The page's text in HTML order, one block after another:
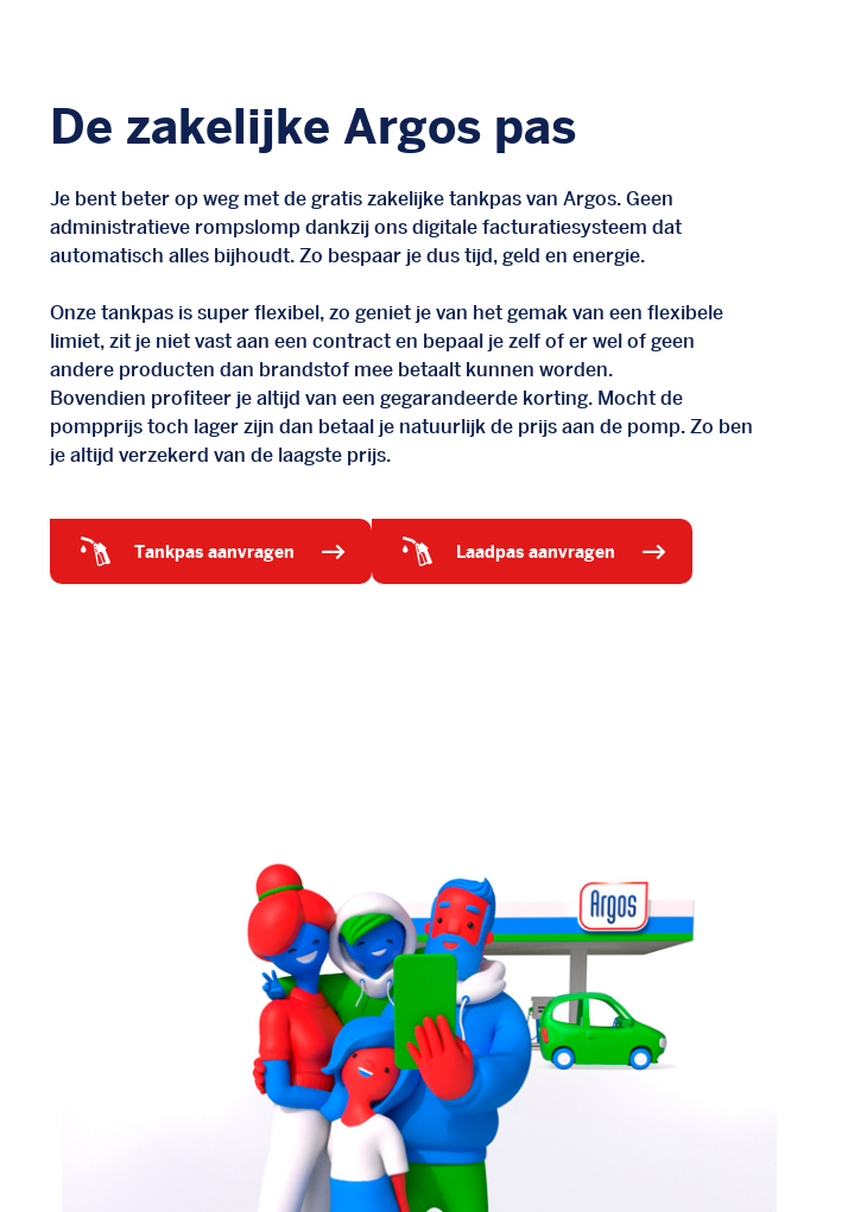
De zakelijke Argos pas
Je bent beter op weg met de gratis zakelijke tankpas van Argos. Geen
administratieve rompslomp dankzij ons digitale facturatiesysteem dat
automatisch alles bijhoudt. Zo bespaar je dus tijd, geld en energie.
Onze tankpas is super flexibel, zo geniet je van het gemak van een flexibele
limiet, zit je niet vast aan een contract en bepaal je zelf of er wel of geen
andere producten dan brandstof mee betaalt kunnen worden.
Bovendien profiteer je altijd van een gegarandeerde korting. Mocht de
pompprijs toch lager zijn dan betaal je natuurlijk de prijs aan de pomp. Zo ben
je altijd verzekerd van de laagste prijs.
tankpas aanvragen laadpas aanvragen